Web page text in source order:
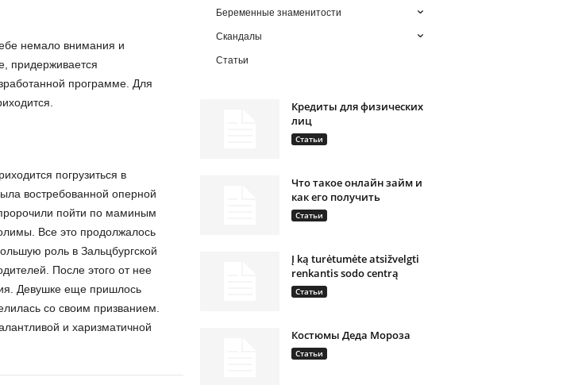
немало внимания и
придерживается
программе. Для
погрузиться в
востребованной оперной
пойти по маминым
Все это продолжалось
роль в Зальцбургской
После этого от нее
Девушке еще пришлось
со своим призванием.
и харизматичной
Беременные знаменитости
Скандалы
Статьи
Кредиты для физических
лиц
Статьи
Что такое онлайн займ и
как его получить
Статьи
Į ką turėtumėte atsižvelgti
renkantis sodo centrą
Статьи
Костюмы Деда Мороза
Статьи